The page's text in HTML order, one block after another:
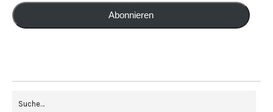
Abonnieren